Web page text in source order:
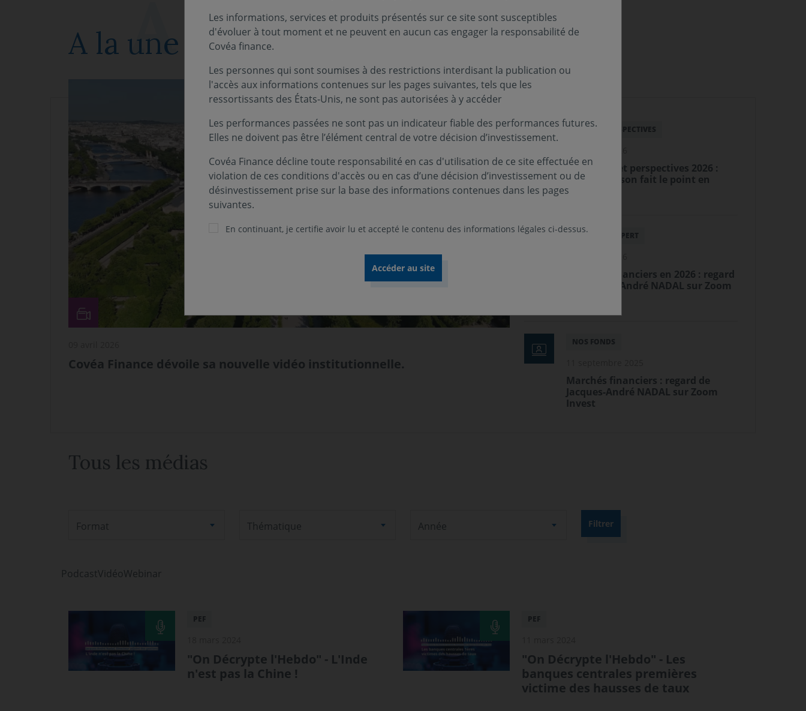
A la une
Covéa Finance dévoile sa nouvelle vidéo institutionnelle.
BILAN & PERSPECTIVES
Bilan 2025 et perspectives 2026 :
Francis Jaisson fait le point en
vidéo
PAROLE D'EXPERT
Marchés financiers en 2026 : regard
de Jacques-André NADAL sur Zoom
NOS FONDS
Marchés financiers : regard de
Jacques-André NADAL sur Zoom
Invest
Tous les médias
Format Thématique Année
PodcastVidéoWebinar
PEF
"On Décrypte l'Hebdo" - L'Inde
n'est pas la Chine !
PEF
"On Décrypte l'Hebdo" - Les
banques centrales premières
victime des hausses de taux
Les informations, services et produits présentés sur ce site sont susceptibles
d'évoluer à tout moment et ne peuvent en aucun cas engager la responsabilité de
Covéa finance.
Les personnes qui sont soumises à des restrictions interdisant la publication ou
l'accès aux informations contenues sur les pages suivantes, tels que les
ressortissants des États-Unis, ne sont pas autorisées à y accéder
Les performances passées ne sont pas un indicateur fiable des performances futures.
Elles ne doivent pas être l’élément central de votre décision d’investissement.
Covéa Finance décline toute responsabilité en cas d'utilisation de ce site effectuée en
violation de ces conditions d'accès ou en cas d’une décision d’investissement ou de
désinvestissement prise sur la base des informations contenues dans les pages
suivantes.
En continuant, je certifie avoir lu et accepté le contenu des informations légales ci-dessus.